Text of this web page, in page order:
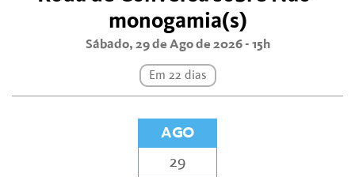
monogamia(s)
Sábado, 29 de Ago de 2026 - 15h
Em 22 dias
AGO
29